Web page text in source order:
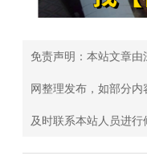
免责声明：本站文章
网整理发布，如部分
及时联系本站人员进行